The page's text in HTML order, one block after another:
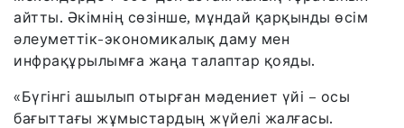
айтты. Әкімнің сөзінше, мұндай қарқынды өсім
әлеуметтік-экономикалық даму мен
инфрақұрылымға жаңа талаптар қояды.
«Бүгінгі ашылып отырған мәдениет үйі – осы
бағыттағы жұмыстардың жүйелі жалғасы.